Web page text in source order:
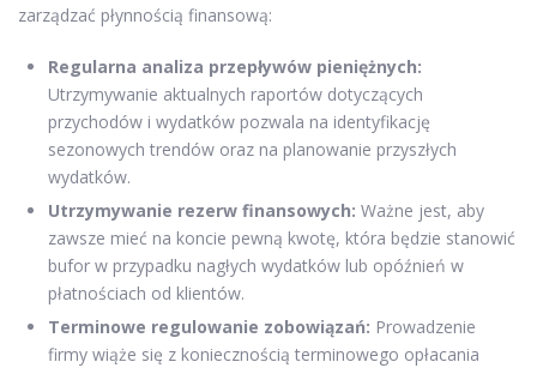
zarządzać płynnością finansową:
Regularna analiza przepływów pieniężnych:
Utrzymywanie aktualnych raportów dotyczących
przychodów i wydatków pozwala na identyfikację
sezonowych trendów oraz na planowanie przyszłych
wydatków.
Utrzymywanie rezerw finansowych: Ważne jest, aby
zawsze mieć na koncie pewną kwotę, która będzie stanowić
bufor w przypadku nagłych wydatków lub opóźnień w
płatnościach od klientów.
Terminowe regulowanie zobowiązań: Prowadzenie
firmy wiąże się z koniecznością terminowego opłacania